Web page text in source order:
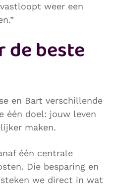
weer een
de beste
en Bart verschillende
één doel: jouw leven
maken.
één centrale
Die besparing en
we direct in wat